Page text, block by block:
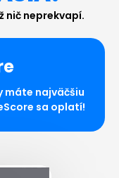
nič neprekvapí.
máte najväčšiu
sa oplatí!